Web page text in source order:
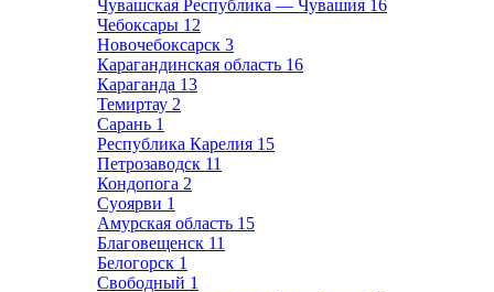
Чувашская Республика — Чувашия 16
Чебоксары 12
Новочебоксарск 3
Карагандинская область 16
Караганда 13
Темиртау 2
Сарань 1
Республика Карелия 15
Петрозаводск 11
Кондопога 2
Суоярви 1
Амурская область 15
Благовещенск 11
Белогорск 1
Свободный 1